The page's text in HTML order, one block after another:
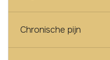
Chronische pijn